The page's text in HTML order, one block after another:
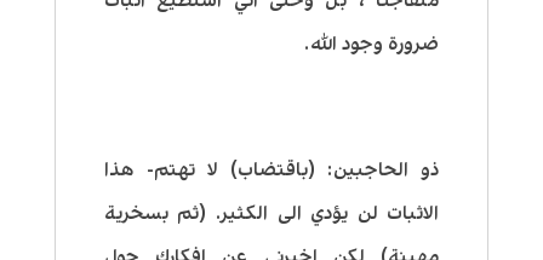
ضرورة وجود الله.
ذو الحاجبين: (باقتضاب) لا تهتم- هذا
الاثبات لن يؤدي الى الكثير. (ثم بسخرية